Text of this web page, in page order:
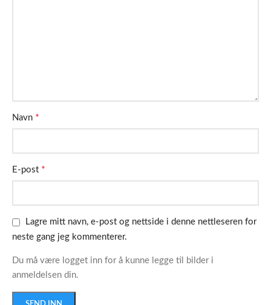
Navn *
E-post *
Lagre mitt navn, e-post og nettside i denne nettleseren for
neste gang jeg kommenterer.
Du må være logget inn for å kunne legge til bilder i
anmeldelsen din.